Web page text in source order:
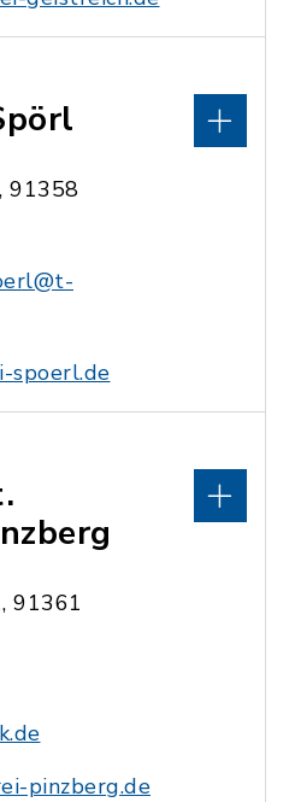
91358
spoerl.de
91361
pinzberg.de